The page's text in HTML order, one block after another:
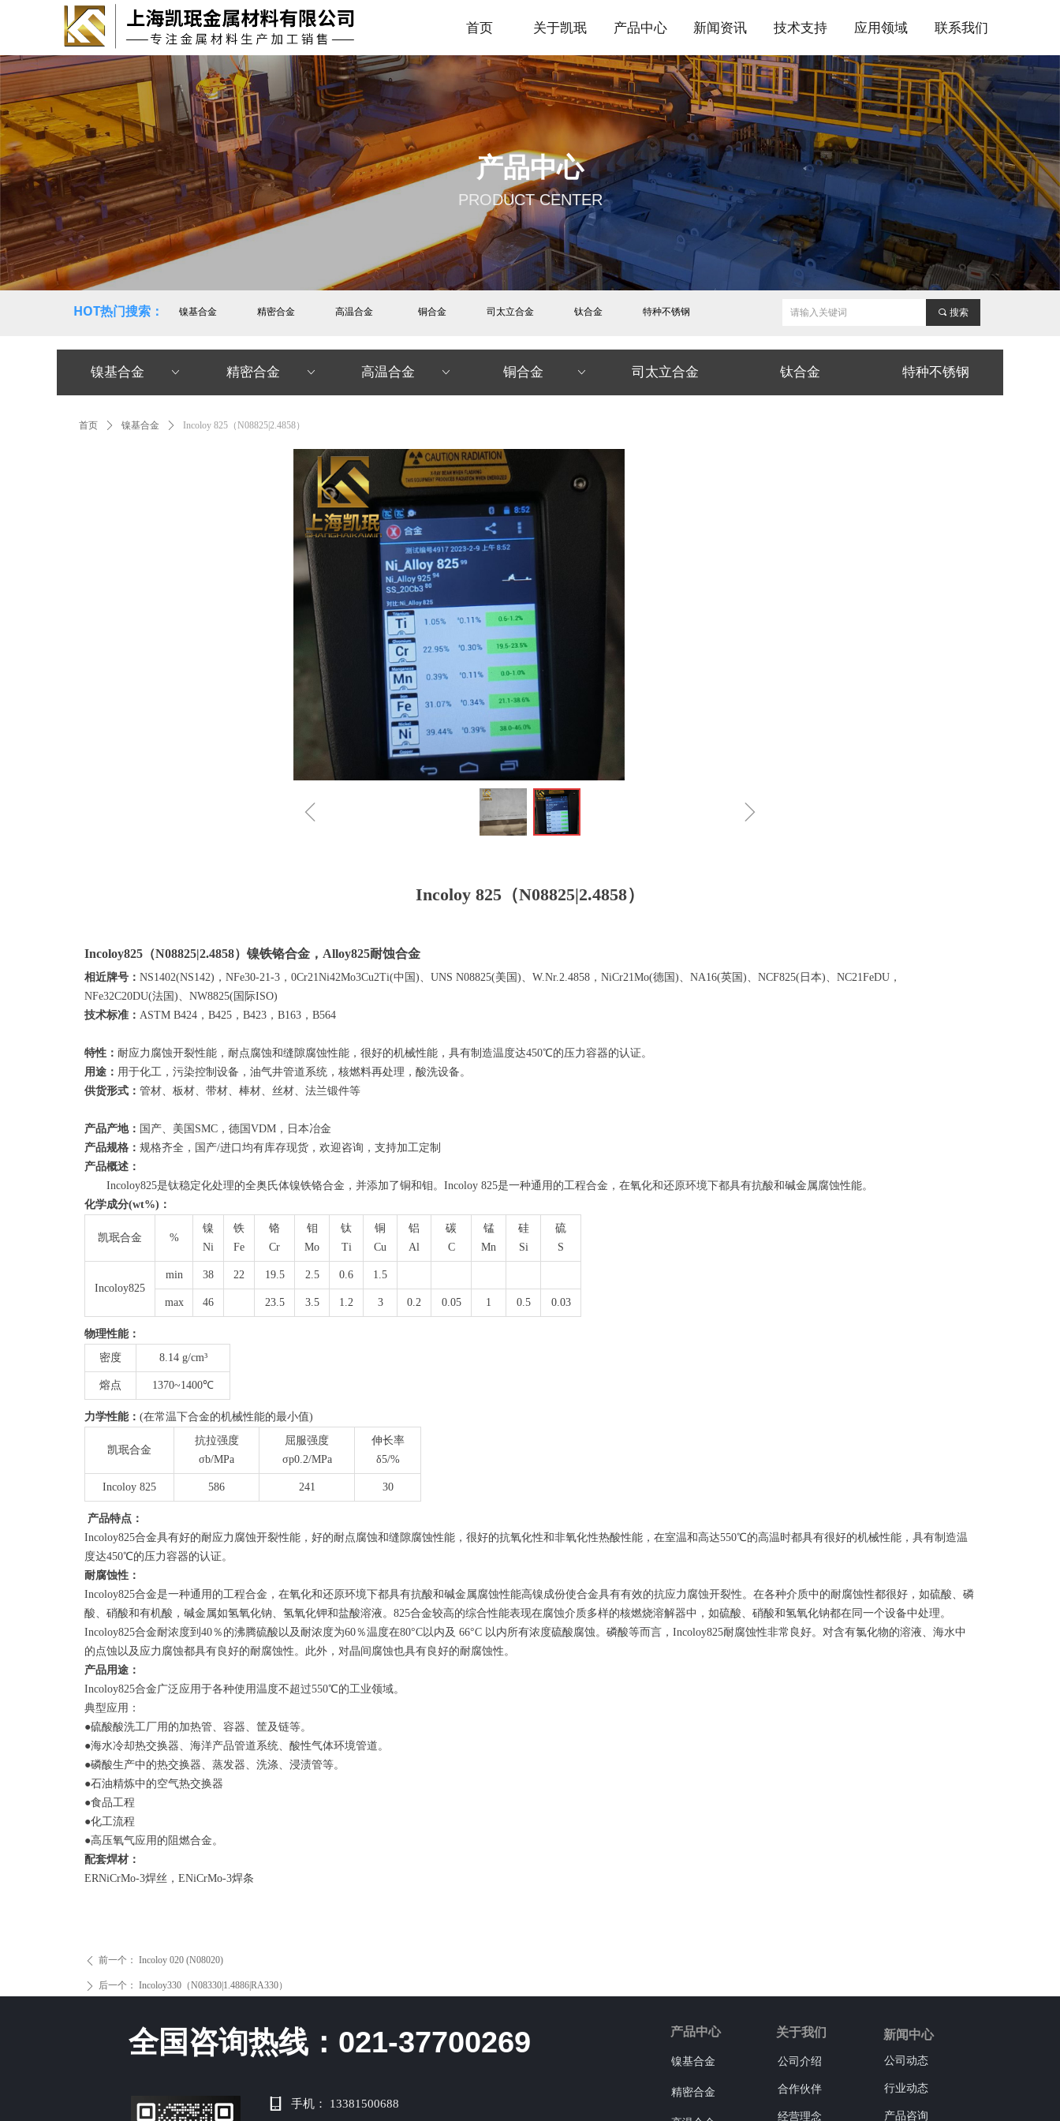
首页 关于凯珉 产品中心 新闻资讯 技术支持 应用领域 联系我们
首页 ꄲ 镍基合金 ꄲ Incoloy 825（N08825|2.4858）
Incoloy 825（N08825|2.4858）
Incoloy825（N08825|2.4858） 镍铁铬合金，Alloy825耐蚀合金
相近牌号： NS1402(NS142)，NFe30-21-3，0Cr21Ni42Mo3Cu2Ti(中国)、UNS N08825(美国)、W.Nr.2.4858，NiCr21Mo(德国)、NA16(英国)、NCF825(日本)、NC21FeDU，
NFe32C20DU(法国)、NW8825(国际ISO)
技术标准： ASTM B424，B425，B423，B163，B564
特性： 耐应力腐蚀开裂性能，耐点腐蚀和缝隙腐蚀性能，很好的机械性能，具有制造温度达450℃的压力容器的认证。
用途： 用于化工，污染控制设备，油气井管道系统，核燃料再处理，酸洗设备。
供货形式： 管材、板材、带材、棒材、丝材、法兰锻件等
产品产地： 国产、美国SMC，德国VDM，日本冶金
产品规格： 规格齐全，国产/进口均有库存现货，欢迎咨询，支持加工定制
产品概述：
Incoloy825是钛稳定化处理的全奥氏体镍铁铬合金，并添加了铜和钼。Incoloy 825是一种通用的工程合金，在氧化和还原环境下都具有抗酸和碱金属腐蚀性能。
化学成分(wt%)：
凯珉合金 %
镍
Ni
铁
Fe
铬
Cr
钼
Mo
钛
Ti
铜
Cu
铝
Al
碳
C
锰
Mn
硅
Si
硫
S
Incoloy825
min 38 22 19.5 2.5 0.6 1.5
max 46 23.5 3.5 1.2 3 0.2 0.05 1 0.5 0.03
物理性能：
密度
8.14 g/cm³
熔点 1370~1400℃
力学性能： (在常温下合金的机械性能的最小值)
凯珉合金
抗拉强度
σb/MPa
屈服强度
σp0.2/MPa
伸长率
δ5/%
Incoloy 825 586 241 30
产品特点：
Incoloy825合金具有好的耐应力腐蚀开裂性能，好的耐点腐蚀和缝隙腐蚀性能，很好的抗氧化性和非氧化性热酸性能，在室温和高达550℃的高温时都具有很好的机械性能，具有制造温
度达450℃的压力容器的认证。
耐腐蚀性：
Incoloy825合金是一种通用的工程合金，在氧化和还原环境下都具有抗酸和碱金属腐蚀性能高镍成份使合金具有有效的抗应力腐蚀开裂性。在各种介质中的耐腐蚀性都很好，如硫酸、磷
酸、硝酸和有机酸，碱金属如氢氧化钠、氢氧化钾和盐酸溶液。825合金较高的综合性能表现在腐蚀介质多样的核燃烧溶解器中，如硫酸、硝酸和氢氧化钠都在同一个设备中处理。
Incoloy825合金耐浓度到40％的沸腾硫酸以及耐浓度为60％温度在80°C以内及 66°C 以内所有浓度硫酸腐蚀。磷酸等而言，Incoloy825耐腐蚀性非常良好。对含有氯化物的溶液、海水中
的点蚀以及应力腐蚀都具有良好的耐腐蚀性。此外，对晶间腐蚀也具有良好的耐腐蚀性。
产品用途：
Incoloy825合金广泛应用于各种使用温度不超过550℃的工业领域。
典型应用：
●硫酸酸洗工厂用的加热管、容器、筐及链等。
●海水冷却热交换器、海洋产品管道系统、酸性气体环境管道。
●磷酸生产中的热交换器、蒸发器、洗涤、浸渍管等。
●石油精炼中的空气热交换器
●食品工程
●化工流程
●高压氧气应用的阻燃合金。
配套焊材：
ERNiCrMo-3焊丝，ENiCrMo-3焊条
产品中心
PRODUCT CENTER
ꁆ ꁇ
ꄴ 前一个： Incoloy 020 (N08020)
ꄲ 后一个： Incoloy330（N08330|1.4886|RA330）
ꀁ
镍基合金 ꀁ
精密合金 ꀁ
高温合金 ꀁ
铜合金 司太立合金 钛合金 特种不锈钢
HOT热门搜索： 镍基合金 精密合金 高温合金 铜合金 司太立合金 钛合金 特种不锈钢 끠 搜索
全国咨询热线： 021-37700269 产品中心
公司介绍
合作伙伴
经营理念
关于我们
公司动态
行业动态
产品咨询
新闻中心
镍基合金
精密合金
手机： 13381500688